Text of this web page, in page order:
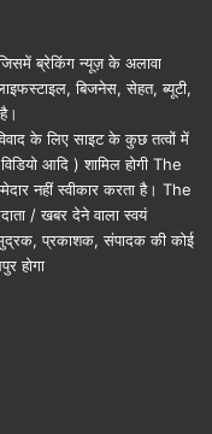
ब्रेकिंग न्यूज़ के अलावा
बिजनेस, सेहत, ब्यूटी,
के लिए साइट के कुछ तत्वों में
आदि ) शामिल होगी The
नहीं स्वीकार करता है। The
/ खबर देने वाला स्वयं
प्रकाशक, संपादक की कोई
होगा